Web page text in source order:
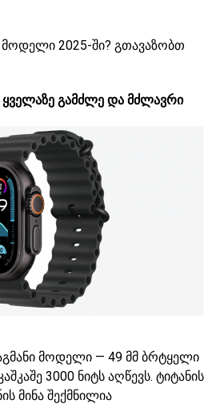
2025-ში? გთავაზობთ
გამძლე და მძლავრი
მოდელი — 49 მმ ბრტყელი
3000 ნიტს აღწევს. ტიტანის
მინა შექმნილია